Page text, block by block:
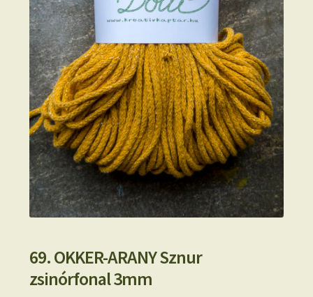
69. OKKER-ARANY Sznur
zsinórfonal 3mm